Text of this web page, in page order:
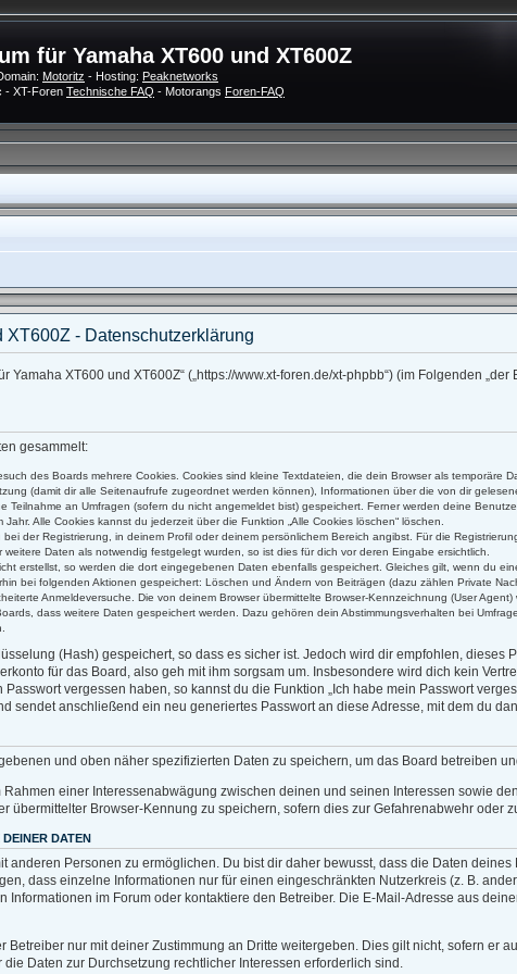
für Yamaha XT600 und XT600Z
Motoritz - Hosting: Peaknetworks
- XT-Foren Technische FAQ - Motorangs Foren-FAQ
XT600Z - Datenschutzerklärung
Yamaha XT600 und XT600Z“ („https://www.xt-foren.de/xt-phpbb“) (im Folgenden
gesammelt:
des Boards mehrere Cookies. Cookies sind kleine Textdateien, die dein Browser als temporäre
(damit dir alle Seitenaufrufe zugeordnet werden können), Informationen über die von dir
Teilnahme an Umfragen (sofern du nicht angemeldet bist) gespeichert. Ferner werden deine
Alle Cookies kannst du jederzeit über die Funktion „Alle Cookies löschen“ löschen.
der Registrierung, in deinem Profil oder deinem persönlichem Bereich angibst. Für die
Daten als notwendig festgelegt wurden, so ist dies für dich vor deren Eingabe ersichtlich.
erstellst, so werden die dort eingegebenen Daten ebenfalls gespeichert. Gleiches gilt, wenn du
bei folgenden Aktionen gespeichert: Löschen und Ändern von Beiträgen (dazu zählen Private
Anmeldeversuche. Die von deinem Browser übermittelte Browser-Kennzeichnung (User
dass weitere Daten gespeichert werden. Dazu gehören dein Abstimmungsverhalten bei
(Hash) gespeichert, so dass es sicher ist. Jedoch wird dir empfohlen,
für das Board, also geh mit ihm sorgsam um. Insbesondere wird dich kein
vergessen haben, so kannst du die Funktion „Ich habe mein Passwort
sendet anschließend ein neu generiertes Passwort an diese Adresse, mit dem du
und oben näher spezifizierten Daten zu speichern, um das Board betreiben
einer Interessenabwägung zwischen deinen und seinen Interessen sowie
übermittelter Browser-Kennung zu speichern, sofern dies zur Gefahrenabwehr oder
DATEN
anderen Personen zu ermöglichen. Du bist dir daher bewusst, dass die Daten
dass einzelne Informationen nur für einen eingeschränkten Nutzerkreis (z. B.
Informationen im Forum oder kontaktiere den Betreiber. Die E-Mail-Adresse aus
nur mit deiner Zustimmung an Dritte weitergeben. Dies gilt nicht, sofern er
Daten zur Durchsetzung rechtlicher Interessen erforderlich sind.